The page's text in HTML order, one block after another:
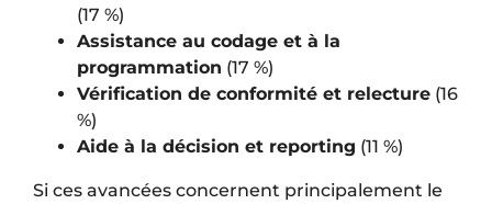
(17 %)
Assistance au codage et à la
programmation (17 %)
Vérification de conformité et relecture (16
%)
Aide à la décision et reporting (11 %)
Si ces avancées concernent principalement le